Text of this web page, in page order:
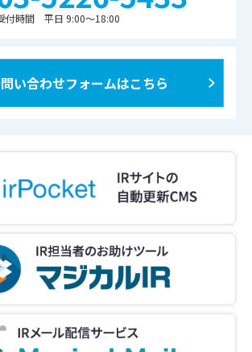
付時間 平日 9:00〜18:00
い合わせフォームはこちら